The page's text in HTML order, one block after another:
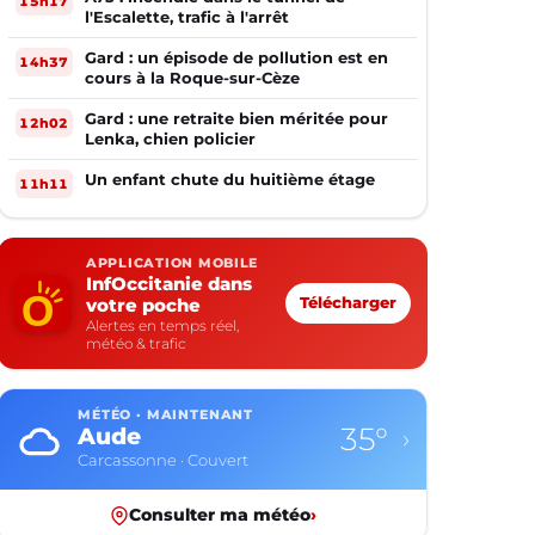
l'Escalette, trafic à l'arrêt
14h37
Gard : un épisode de pollution est en
cours à la Roque-sur-Cèze
12h02
Gard : une retraite bien méritée pour
Lenka, chien policier
11h11 Un enfant chute du huitième étage
APPLICATION MOBILE
InfOccitanie dans
votre poche
Alertes en temps réel,
météo & trafic
Télécharger
MÉTÉO · MAINTENANT
Aveyron
Rodez · Couvert
33° ›
Consulter ma météo›